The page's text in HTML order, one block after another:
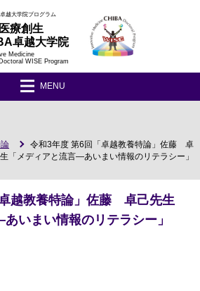
越大学院プログラム
療創生
卓越大学院
Medicine
WISE Program
MENU
令和3年度 第6回「卓越教養特論」佐藤 卓
「メディアと流言―あいまい情報のリテラシー」
越教養特論」佐藤 卓己先生
いまい情報のリテラシー」